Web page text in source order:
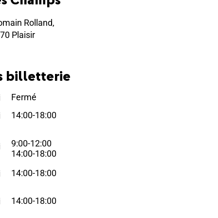
Rolland,
Plaisir
billetterie
Fermé
14:00-18:00
9:00-12:00
14:00-18:00
14:00-18:00
14:00-18:00